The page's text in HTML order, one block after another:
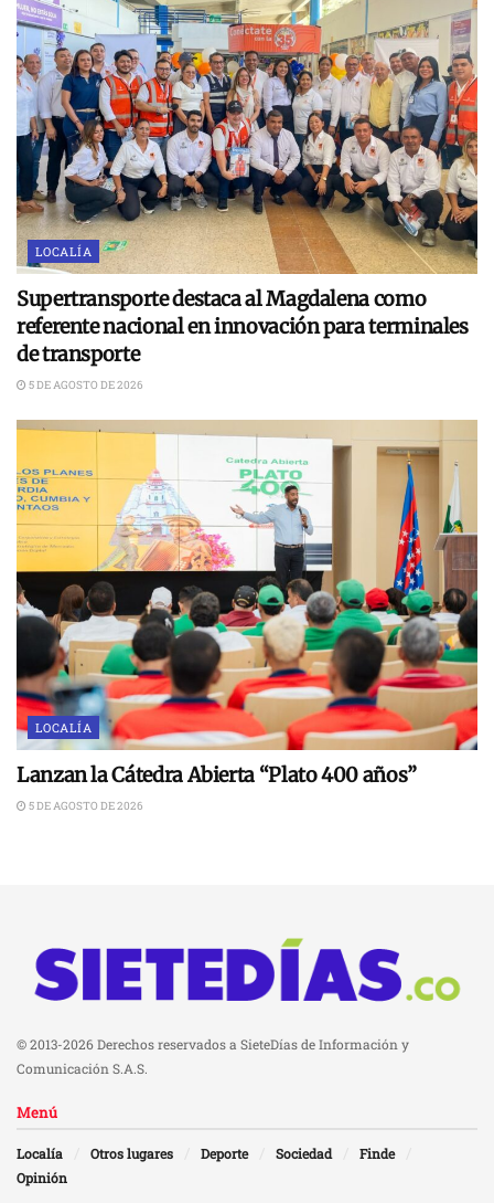
LOCALÍA
Supertransporte destaca al Magdalena como
referente nacional en innovación para terminales
de transporte
5 DE AGOSTO DE 2026
LOCALÍA
Lanzan la Cátedra Abierta “Plato 400 años”
5 DE AGOSTO DE 2026
© 2013-2026 Derechos reservados a SieteDías de Información y
Comunicación S.A.S.
Menú
Localía Otros lugares Deporte Sociedad
Finde
Opinión